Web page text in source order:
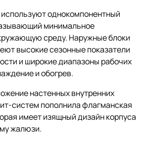
однокомпонентный
минимальное
среду. Наружные блоки
высокие сезонные показатели
и широкие диапазоны рабочих
и обогрев.
настенных внутренних
систем пополнила флагманская
имеет изящный дизайн корпуса
жалюзи.